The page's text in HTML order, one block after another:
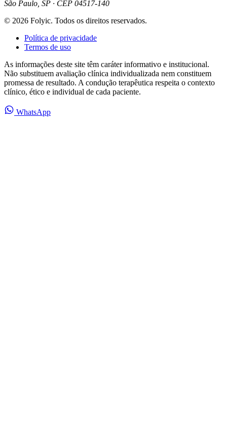
São Paulo, SP · CEP 04517-140
© 2026 Folyic. Todos os direitos reservados.
Política de privacidade
Termos de uso
As informações deste site têm caráter informativo e institucional.
Não substituem avaliação clínica individualizada nem constituem
promessa de resultado. A condução terapêutica respeita o contexto
clínico, ético e individual de cada paciente.
WhatsApp